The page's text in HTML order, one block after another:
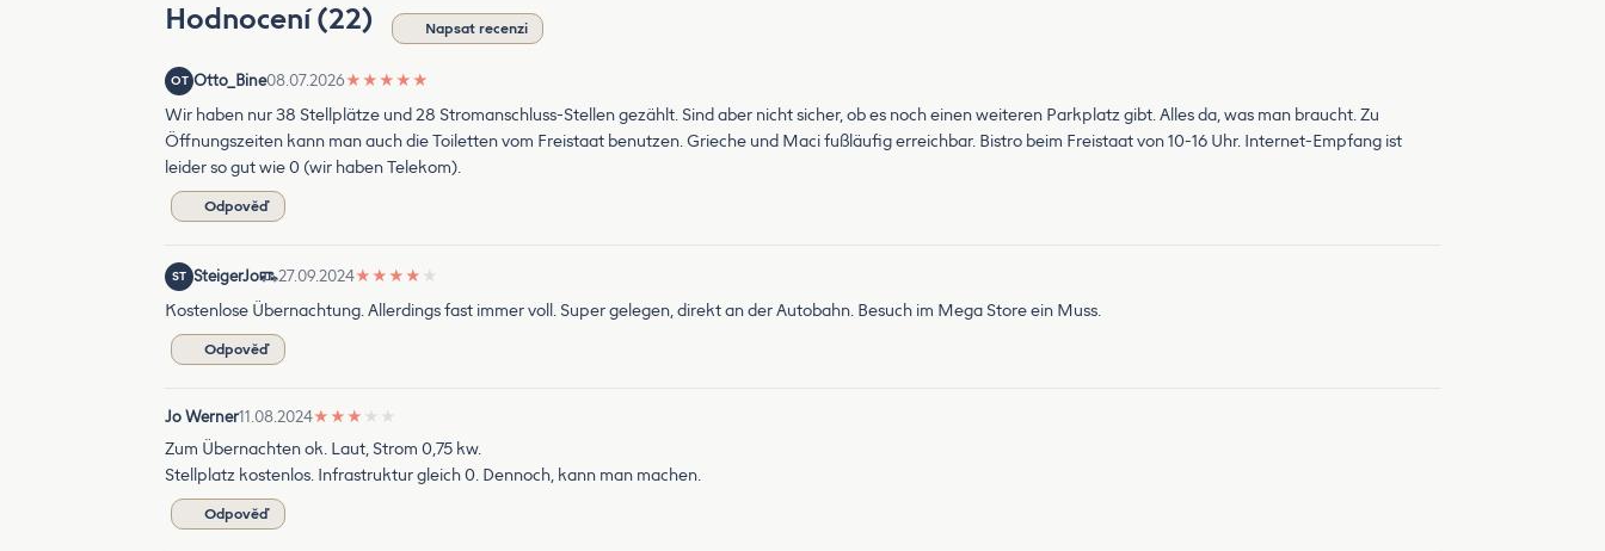
Hodnocení (22) Napsat recenzi
OT Otto_Bine08.07.2026★ ★ ★ ★ ★
Wir haben nur 38 Stellplätze und 28 Stromanschluss-Stellen gezählt. Sind aber nicht sicher, ob es noch einen weiteren Parkplatz gibt. Alles da, was man braucht. Zu
Öffnungszeiten kann man auch die Toiletten vom Freistaat benutzen. Grieche und Maci fußläufig erreichbar. Bistro beim Freistaat von 10-16 Uhr. Internet-Empfang ist
leider so gut wie 0 (wir haben Telekom).
Odpověď
ST SteigerJo 27.09.2024★ ★ ★ ★ ★
Kostenlose Übernachtung. Allerdings fast immer voll. Super gelegen, direkt an der Autobahn. Besuch im Mega Store ein Muss.
Odpověď
Jo Werner11.08.2024★ ★ ★ ★ ★
Zum Übernachten ok. Laut, Strom 0,75 kw.
Stellplatz kostenlos. Infrastruktur gleich 0. Dennoch, kann man machen.
Odpověď